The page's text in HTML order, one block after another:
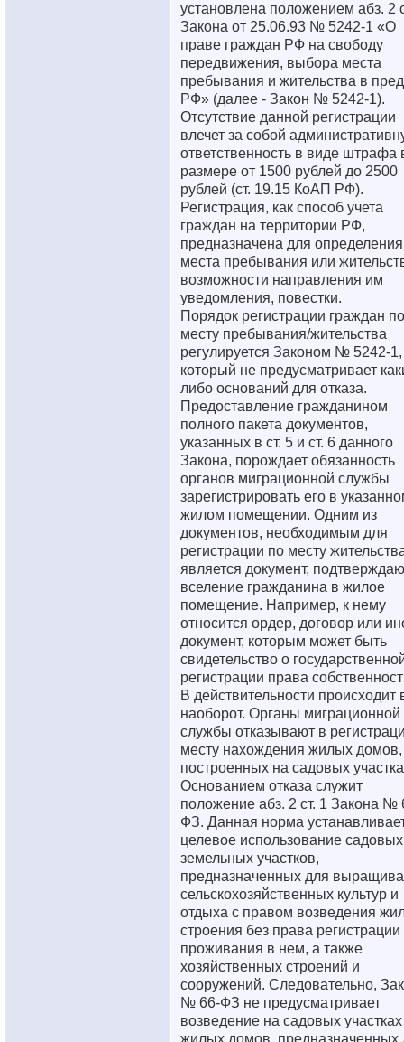
установлена положением абз. 2
Закона от 25.06.93 № 5242-1 «О
праве граждан РФ на свободу
передвижения, выбора места
пребывания и жительства в
РФ» (далее - Закон № 5242-1).
Отсутствие данной регистрации
влечет за собой
ответственность в виде штрафа
размере от 1500 рублей до 2500
рублей (ст. 19.15 КоАП РФ).
Регистрация, как способ учета
граждан на территории РФ,
предназначена для
места пребывания или
возможности направления им
уведомления, повестки.
Порядок регистрации граждан по
месту пребывания/жительства
регулируется Законом № 5242-1,
который не предусматривает
либо оснований для отказа.
Предоставление гражданином
полного пакета документов,
указанных в ст. 5 и ст. 6 данного
Закона, порождает обязанность
органов миграционной службы
зарегистрировать его в
жилом помещении. Одним из
документов, необходимым для
регистрации по месту
является документ,
вселение гражданина в жилое
помещение. Например, к нему
относится ордер, договор или
документ, которым может быть
свидетельство о
регистрации права
В действительности происходит
наоборот. Органы миграционной
службы отказывают в
месту нахождения жилых домов,
построенных на садовых
Основанием отказа служит
положение абз. 2 ст. 1 Закона №
ФЗ. Данная норма
целевое использование садовых
земельных участков,
предназначенных для
сельскохозяйственных культур и
отдыха с правом возведения
строения без права регистрации
проживания в нем, а также
хозяйственных строений и
сооружений. Следовательно,
№ 66-ФЗ не предусматривает
возведение на садовых участках
жилых домов, предназначенных